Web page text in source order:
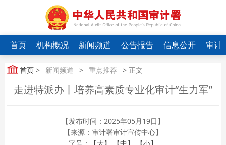
首页 机构概况 新闻频道 公告报告 信息公开 审计
首页 > 新闻频道 > 重点推荐 > 正文
走进特派办丨培养高素质专业化审计“生力军”
【发布时间：2025年05月19日】
【来源：审计署审计宣传中心】